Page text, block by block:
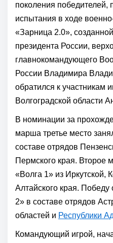
поколения
испытания в ходе
«Зарница 2.0»,
президента России,
главнокомандующего
России Владимира
обратился к участникам
Волгоградской области
В номинации за
марша третье место
составе отрядов
Пермского края. Второе
«Волга 1» из Иркутской,
Алтайского края.
2» в составе отрядов
областей и Республики
Командующий игрой,